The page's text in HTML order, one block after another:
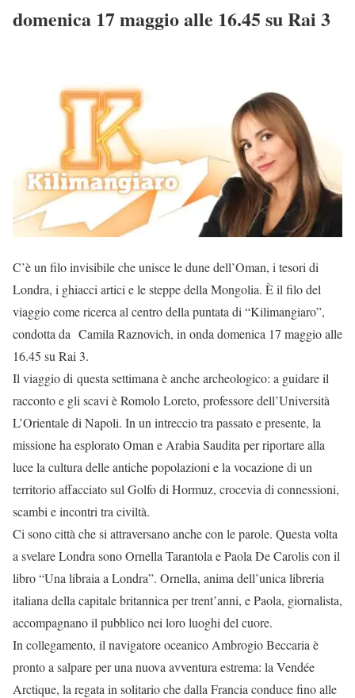
domenica 17 maggio alle 16.45 su Rai 3
C’è un filo invisibile che unisce le dune dell’Oman, i tesori di
Londra, i ghiacci artici e le steppe della Mongolia. È il filo del
viaggio come ricerca al centro della puntata di “Kilimangiaro”,
condotta da Camila Raznovich, in onda domenica 17 maggio alle
16.45 su Rai 3.
Il viaggio di questa settimana è anche archeologico: a guidare il
racconto e gli scavi è Romolo Loreto, professore dell’Università
L’Orientale di Napoli. In un intreccio tra passato e presente, la
missione ha esplorato Oman e Arabia Saudita per riportare alla
luce la cultura delle antiche popolazioni e la vocazione di un
territorio affacciato sul Golfo di Hormuz, crocevia di connessioni,
scambi e incontri tra civiltà.
Ci sono città che si attraversano anche con le parole. Questa volta
a svelare Londra sono Ornella Tarantola e Paola De Carolis con il
libro “Una libraia a Londra”. Ornella, anima dell’unica libreria
italiana della capitale britannica per trent’anni, e Paola, giornalista,
accompagnano il pubblico nei loro luoghi del cuore.
In collegamento, il navigatore oceanico Ambrogio Beccaria è
pronto a salpare per una nuova avventura estrema: la Vendée
Arctique, la regata in solitario che dalla Francia conduce fino alle